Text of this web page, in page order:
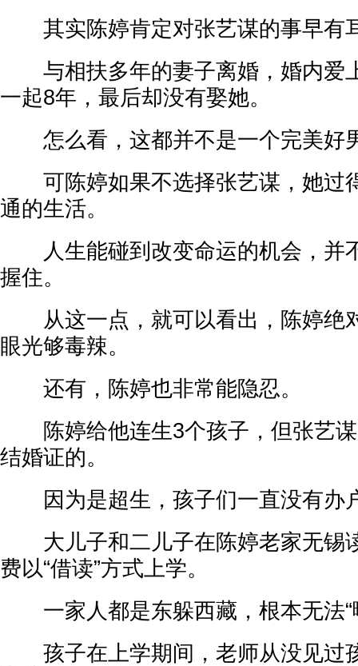
其实陈婷肯定对张艺谋的事早有
与相扶多年的妻子离婚，婚内爱
一起8年，最后却没有娶她。
怎么看，这都并不是一个完美好
可陈婷如果不选择张艺谋，她过
通的生活。
人生能碰到改变命运的机会，并
握住。
从这一点，就可以看出，陈婷绝
眼光够毒辣。
还有，陈婷也非常能隐忍。
陈婷给他连生3个孩子，但张艺谋
结婚证的。
因为是超生，孩子们一直没有办
大儿子和二儿子在陈婷老家无锡
费以“借读”方式上学。
一家人都是东躲西藏，根本无法“
孩子在上学期间，老师从没见过